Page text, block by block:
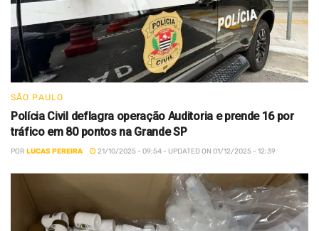
SÃO PAULO
Polícia Civil deflagra operação Auditoria e prende 16 por
tráfico em 80 pontos na Grande SP
POR LUCAS PEREIRA 21/10/2025 - 09:54 - UPDATED ON 01/12/2025 - 12:39